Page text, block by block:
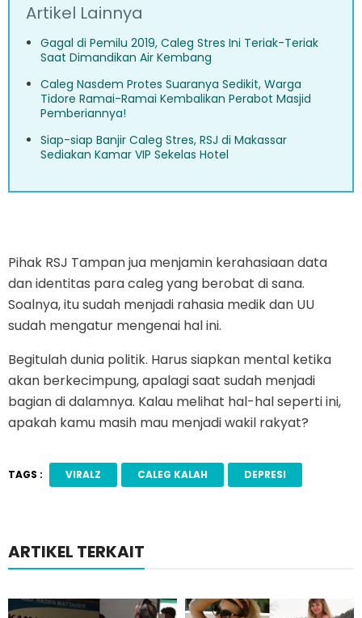
Artikel Lainnya
Gagal di Pemilu 2019, Caleg Stres Ini Teriak-Teriak
Saat Dimandikan Air Kembang
Caleg Nasdem Protes Suaranya Sedikit, Warga
Tidore Ramai-Ramai Kembalikan Perabot Masjid
Pemberiannya!
Siap-siap Banjir Caleg Stres, RSJ di Makassar
Sediakan Kamar VIP Sekelas Hotel
Pihak RSJ Tampan jua menjamin kerahasiaan data
dan identitas para caleg yang berobat di sana.
Soalnya, itu sudah menjadi rahasia medik dan UU
sudah mengatur mengenai hal ini.
Begitulah dunia politik. Harus siapkan mental ketika
akan berkecimpung, apalagi saat sudah menjadi
bagian di dalamnya. Kalau melihat hal-hal seperti ini,
apakah kamu masih mau menjadi wakil rakyat?
TAGS : VIRALZ CALEG KALAH DEPRESI
ARTIKEL TERKAIT